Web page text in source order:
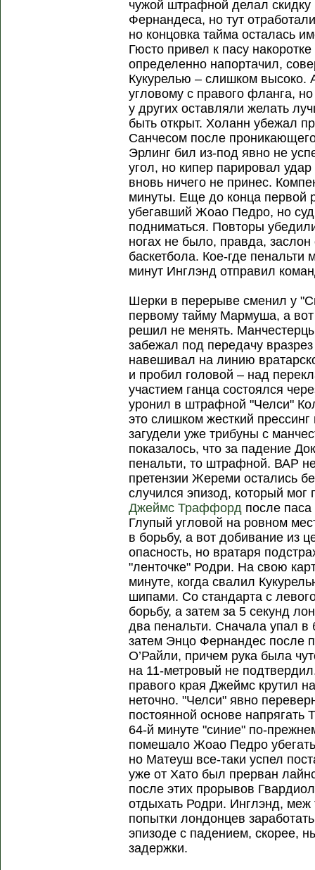
чужой штрафной делал
Фернандеса, но тут
но концовка тайма осталась
Гюсто привел к пасу
определенно напортачил,
Кукурелью – слишком высоко.
угловому с правого фланга,
у других оставляли желать
быть открыт. Холанн убежал
Санчесом после
Эрлинг бил из-под явно не
угол, но кипер парировал
вновь ничего не принес.
минуты. Еще до конца первой
убегавший Жоао Педро, но
подниматься. Повторы
ногах не было, правда,
баскетбола. Кое-где пенальти
минут Инглэнд отправил
Шерки в перерыве сменил у
первому тайму Мармуша, а
решил не менять.
забежал под передачу
навешивал на линию
и пробил головой – над
участием ганца состоялся
уронил в штрафной "Челси"
это слишком жесткий
загудели уже трибуны с
показалось, что за падение
пенальти, то штрафной. ВАР
претензии Жереми остались
случился эпизод, который мог
Джеймс Траффорд после
Глупый угловой на ровном
в борьбу, а вот добивание из
опасность, но вратаря
"ленточке" Родри. На свою
минуте, когда свалил
шипами. Со стандарта с
борьбу, а затем за 5 секунд
два пенальти. Сначала упал в
затем Энцо Фернандес после
О’Райли, причем рука была
на 11-метровый не
правого края Джеймс крутил
неточно. "Челси" явно
постоянной основе
64-й минуте "синие" по-
помешало Жоао Педро
но Матеуш все-таки успел
уже от Хато был прерван
после этих прорывов
отдыхать Родри. Инглэнд, меж
попытки лондонцев
эпизоде с падением, скорее,
задержки.